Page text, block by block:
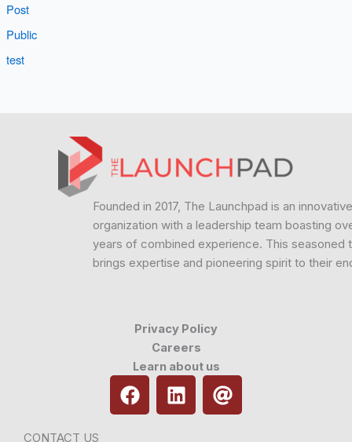
Post
Public
test
Founded in 2017, The Launchpad is an innovative
organization with a leadership team boasting
years of combined experience. This seasoned
brings expertise and pioneering spirit to their
Privacy Policy
Careers
Learn about us
F
a
c
L
i
n
A
t
CONTACT US